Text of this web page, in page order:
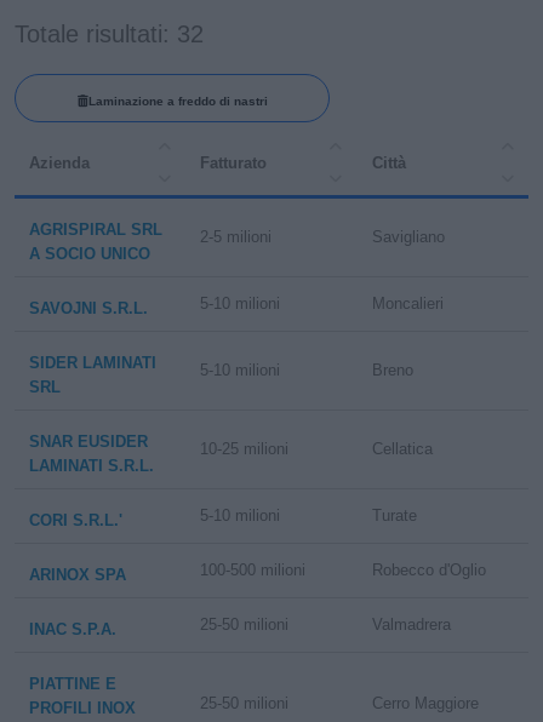
Totale risultati: 32
Laminazione a freddo di nastri
Azienda Fatturato Città
AGRISPIRAL SRL
A SOCIO UNICO
2-5 milioni Savigliano
SAVOJNI S.R.L. 5-10 milioni Moncalieri
SIDER LAMINATI
SRL
5-10 milioni Breno
SNAR EUSIDER
LAMINATI S.R.L.
10-25 milioni Cellatica
CORI S.R.L.' 5-10 milioni Turate
ARINOX SPA 100-500 milioni Robecco d'Oglio
INAC S.P.A. 25-50 milioni Valmadrera
PIATTINE E
PROFILI INOX
25-50 milioni Cerro Maggiore